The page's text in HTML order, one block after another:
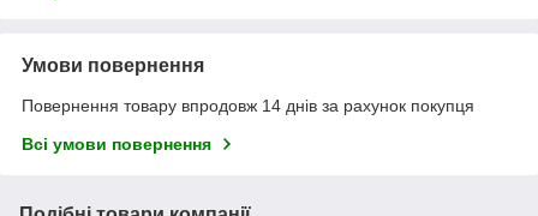
Умови повернення
Повернення товару впродовж 14 днів за рахунок покупця
Всі умови повернення